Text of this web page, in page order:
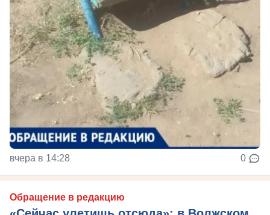
вчера в 14:28 0
Обращение в редакцию